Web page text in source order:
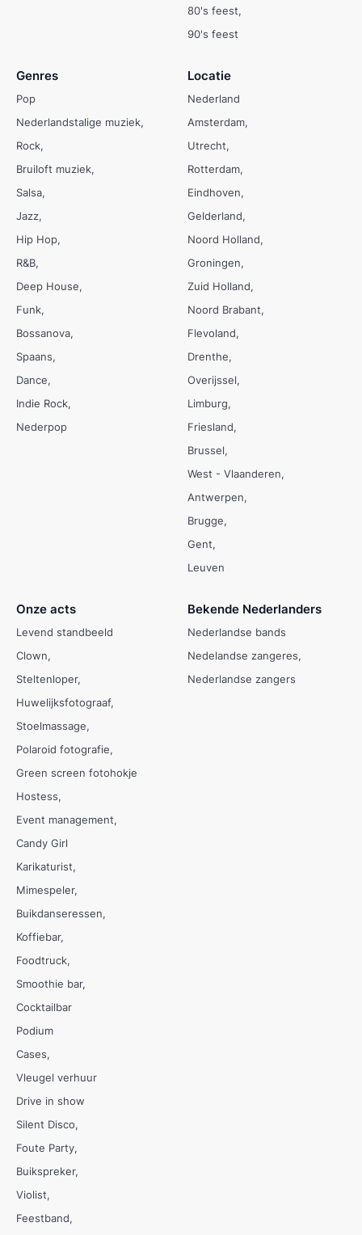
80's feest
90's feest
Genres
Pop
Nederlandstalige muziek
Rock
Bruiloft muziek
Salsa
Jazz
Hip Hop
R&B
Deep House
Funk
Bossanova
Spaans
Dance
Indie Rock
Nederpop
Locatie
Nederland
Amsterdam
Utrecht
Rotterdam
Eindhoven
Gelderland
Noord Holland
Groningen
Zuid Holland
Noord Brabant
Flevoland
Drenthe
Overijssel
Limburg
Friesland
Brussel
West - Vlaanderen
Antwerpen
Brugge
Gent
Leuven
Onze acts
Levend standbeeld
Clown
Steltenloper
Huwelijksfotograaf
Stoelmassage
Polaroid fotografie
Green screen fotohokje
Hostess
Event management
Candy Girl
Karikaturist
Mimespeler
Buikdanseressen
Koffiebar
Foodtruck
Smoothie bar
Cocktailbar
Podium
Cases
Vleugel verhuur
Drive in show
Silent Disco
Foute Party
Buikspreker
Violist
Feestband
Bekende Nederlanders
Nederlandse bands
Nedelandse zangeres
Nederlandse zangers